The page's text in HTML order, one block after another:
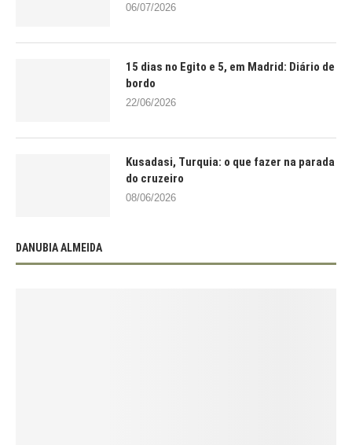
06/07/2026
15 dias no Egito e 5, em Madrid: Diário de
bordo
22/06/2026
Kusadasi, Turquia: o que fazer na parada
do cruzeiro
08/06/2026
DANUBIA ALMEIDA